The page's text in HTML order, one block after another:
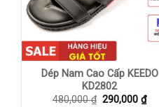
+
Dép Nam Cao Cấp KEEDO
KD2802
480,000₫ Giá
290,000₫Giá